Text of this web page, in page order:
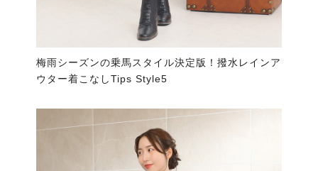
梅雨シーズンの乗馬スタイル決定版！撥水レインア
ウター着こなしTips Style5